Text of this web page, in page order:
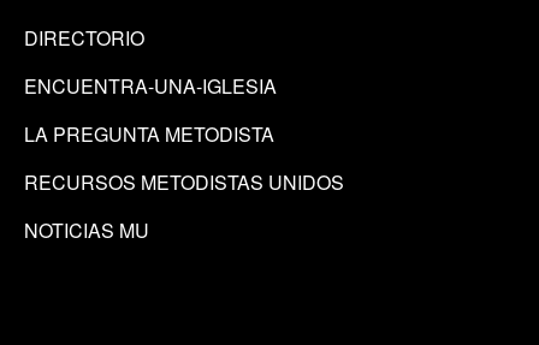
DIRECTORIO
ENCUENTRA-UNA-IGLESIA
LA PREGUNTA METODISTA
RECURSOS METODISTAS UNIDOS
NOTICIAS MU